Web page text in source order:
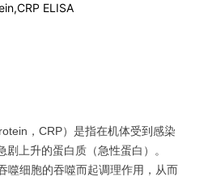
ELISA
，CRP）是指在机体受到感染
上升的蛋白质（急性蛋白）。
噬细胞的吞噬而起调理作用，从而